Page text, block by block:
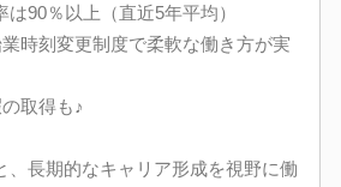
90％以上（直近5年平均）
時刻変更制度で柔軟な働き方が実
取得も♪
、長期的なキャリア形成を視野に働